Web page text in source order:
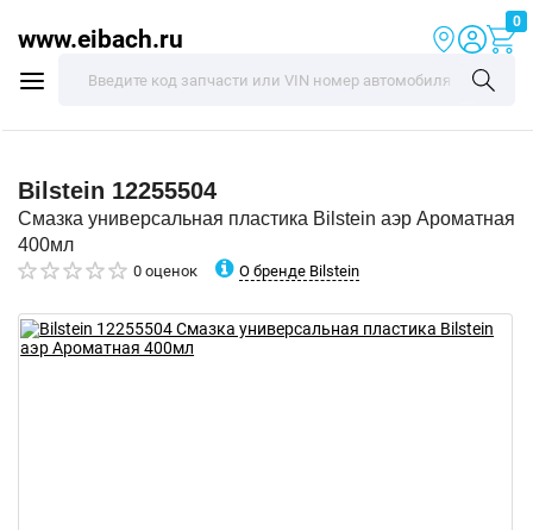
www.eibach.ru
0
Bilstein 12255504
Смазка универсальная пластика Bilstein аэр Ароматная
400мл
0 оценок О бренде Bilstein